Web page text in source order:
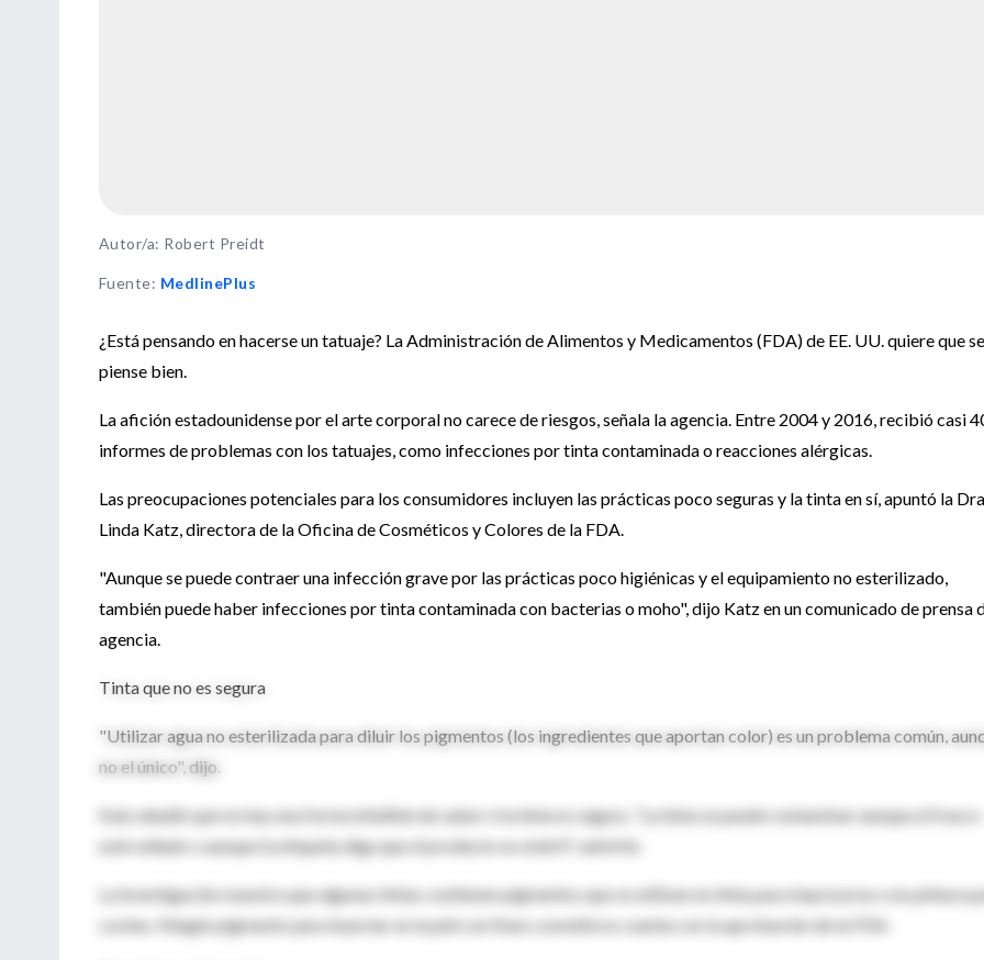
Autor/a: Robert Preidt
Fuente: MedlinePlus
¿Está pensando en hacerse un tatuaje? La Administración de Alimentos y Medicamentos (FDA) de EE. UU. quiere que
piense bien.
La afición estadounidense por el arte corporal no carece de riesgos, señala la agencia. Entre 2004 y 2016, recibió casi
informes de problemas con los tatuajes, como infecciones por tinta contaminada o reacciones alérgicas.
Las preocupaciones potenciales para los consumidores incluyen las prácticas poco seguras y la tinta en sí, apuntó la
Linda Katz, directora de la Oficina de Cosméticos y Colores de la FDA.
"Aunque se puede contraer una infección grave por las prácticas poco higiénicas y el equipamiento no esterilizado,
también puede haber infecciones por tinta contaminada con bacterias o moho", dijo Katz en un comunicado de prensa
agencia.
Tinta que no es segura
"Utilizar agua no esterilizada para diluir los pigmentos (los ingredientes que aportan color) es un problema común,
no el único", dijo.
Katz añadió que no hay una forma infalible de saber si la tinta es segura. "La tinta se puede contaminar aunque el frasco
esté sellado o aunque la etiqueta diga que el producto es estéril", advirtió.
La investigación muestra que algunas tintas contienen pigmentos que se utilizan en tinta para impresoras o en pintura
coches. Ningún pigmento para inyectar en la piel con fines cosméticos cuenta con la aprobación de la FDA.